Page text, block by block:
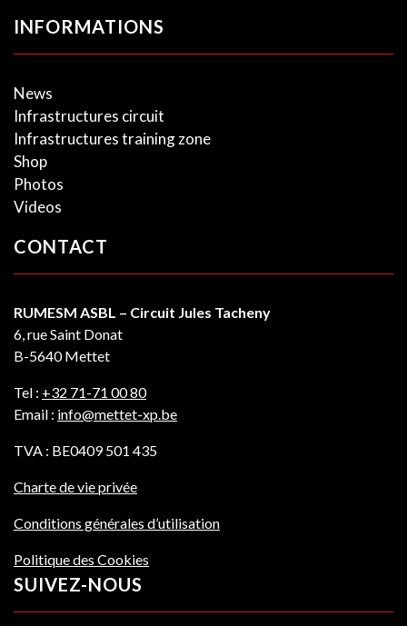
INFORMATIONS
News
Infrastructures circuit
Infrastructures training zone
Shop
Photos
Videos
CONTACT
RUMESM ASBL – Circuit Jules Tacheny
6, rue Saint Donat
B-5640 Mettet
Tel : +32 71-71 00 80
Email : info@mettet-xp.be
TVA : BE0409 501 435
Charte de vie privée
Conditions générales d’utilisation
Politique des Cookies
SUIVEZ-NOUS